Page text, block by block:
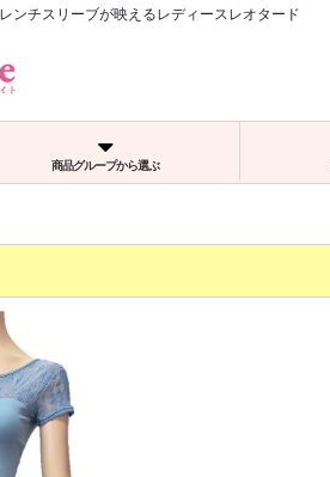
ンチスリーブが映えるレディースレオタード
商品グループから選ぶ